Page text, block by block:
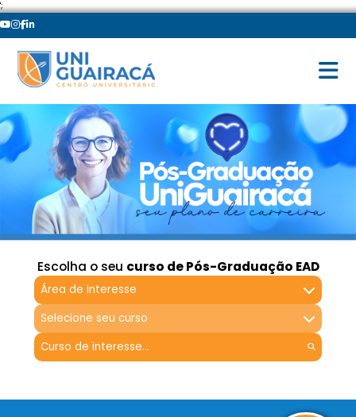
';
Escolha o seu curso de Pós-Graduação EAD
Área de interesse
Selecione seu curso